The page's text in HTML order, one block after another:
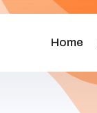
Home